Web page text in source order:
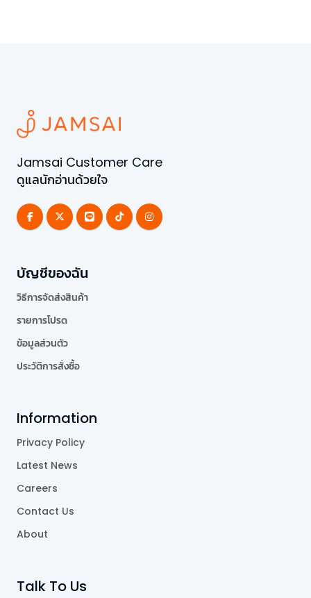
Jamsai Customer Care
ดูแลนักอ่านด้วยใจ
บัญชีของฉัน
วิธีการจัดส่งสินค้า
รายการโปรด
ข้อมูลส่วนตัว
ประวัติการสั่งซื้อ
Information
Privacy Policy
Latest News
Careers
Contact Us
About
Talk To Us